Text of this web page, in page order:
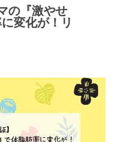
の『激やせ
変化が！リ